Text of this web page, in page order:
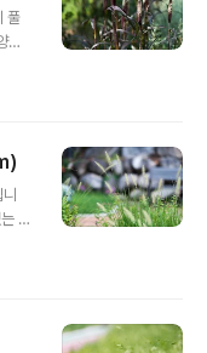
산
.
,
풀
이
M
풀
니